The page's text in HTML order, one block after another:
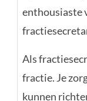
enthousiaste
Als
fractie. Je
kunnen